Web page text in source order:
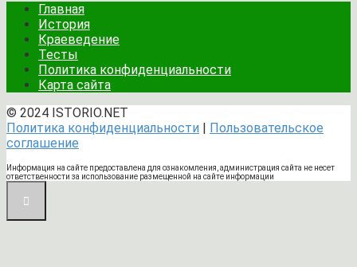
Главная
История
Краеведение
Тесты
Политика конфиденциальности
Карта сайта
© 2024 ISTORIO.NET
Политика конфиденциальности | Пользовательское
соглашение
Информация на сайте предоставлена для ознакомления, администрация сайта не несет
ответственности за использование размещенной на сайте информации